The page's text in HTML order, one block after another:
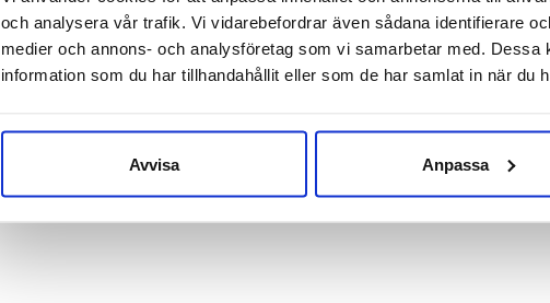
och analysera vår trafik. Vi vidarebefordrar även sådana identifierare
medier och annons- och analysföretag som vi samarbetar med.
information som du har tillhandahållit eller som de har samlat in när du
Avvisa Anpassa
Fotvalv: Normala, höga, låga
Vikt:258 g